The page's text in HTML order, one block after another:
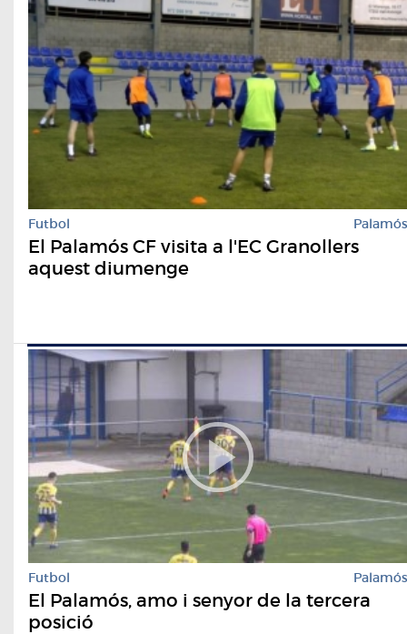
Futbol Palamós
El Palamós CF visita a l'EC Granollers
aquest diumenge
Futbol Palamós
El Palamós, amo i senyor de la tercera
posició